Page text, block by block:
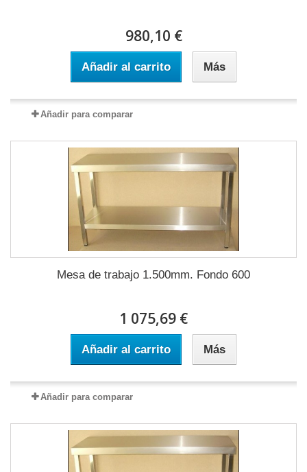
980,10 €
Añadir al carrito Más
Añadir para comparar
Mesa de trabajo 1.500mm. Fondo 600
1 075,69 €
Añadir al carrito Más
Añadir para comparar